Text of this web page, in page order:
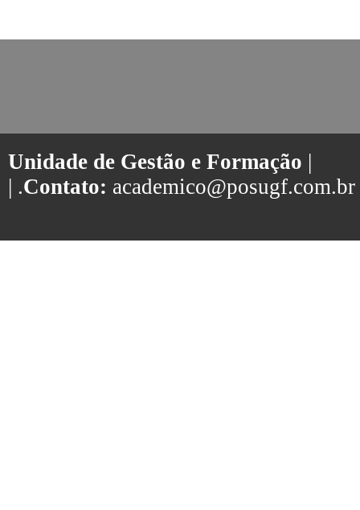
Unidade de Gestão e Formação |
| .Contato: academico@posugf.com.br